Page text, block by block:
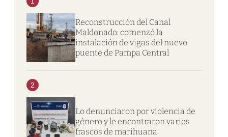
Reconstrucción del Canal
Maldonado: comenzó la
instalación de vigas del nuevo
puente de Pampa Central
2
Lo denunciaron por violencia de
género y le encontraron varios
frascos de marihuana